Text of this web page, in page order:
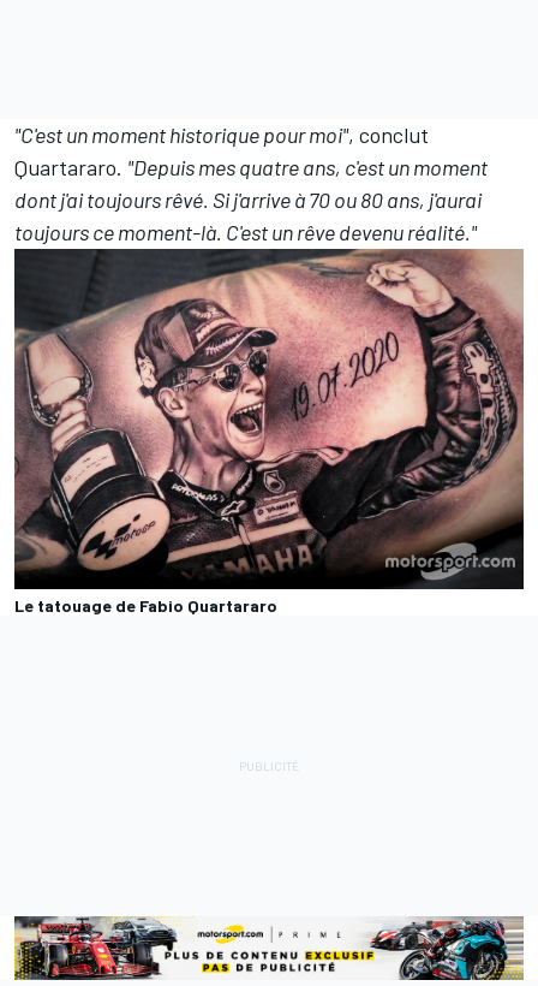
"C'est un moment historique pour moi", conclut
Quartararo. "Depuis mes quatre ans, c'est un moment
dont j'ai toujours rêvé. Si j'arrive à 70 ou 80 ans, j'aurai
toujours ce moment-là. C'est un rêve devenu réalité."
Le tatouage de Fabio Quartararo